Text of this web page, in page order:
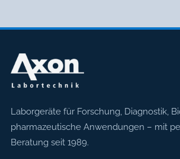
Axon Labortechnik
Laborgeräte für Forschung, Diagnostik,
pharmazeutische Anwendungen – mit
Beratung seit 1989.